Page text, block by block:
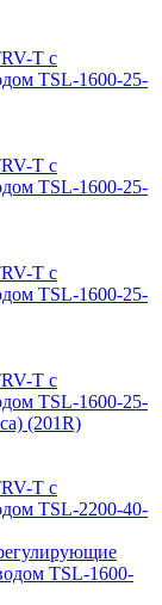
T с
TSL-1600-25-
T с
TSL-1600-25-
T с
TSL-1600-25-
T с
TSL-1600-25-
(201R)
T с
TSL-2200-40-
TSL-1600-